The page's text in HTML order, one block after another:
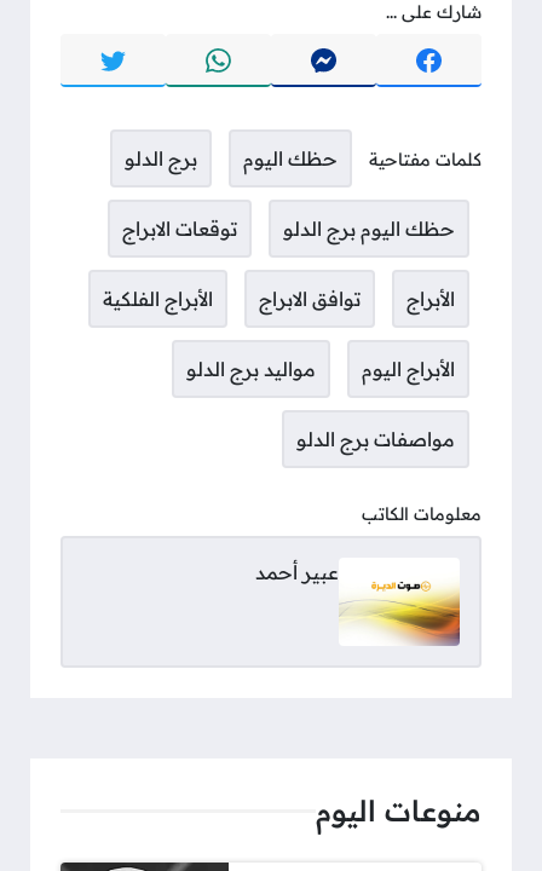
شارك على ...
كلمات مفتاحية حظك اليوم برج الدلو
حظك اليوم برج الدلو توقعات الابراج
الأبراج توافق الابراج الأبراج الفلكية
الأبراج اليوم مواليد برج الدلو
مواصفات برج الدلو
معلومات الكاتب
عبير أحمد
منوعات اليوم